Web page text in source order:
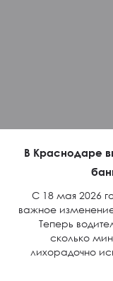
В Краснодаре
С 18 мая 2026
важное
Теперь
сколько
лихорадочно